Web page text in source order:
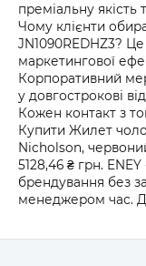
преміальну якість
Чому клієнти
JN1090REDHZ3?
маркетингової
Корпоративний
у довгострокові
Кожен контакт з
Купити Жилет
Nicholson,
5128,46 ₴ грн.
брендування без
менеджером час.